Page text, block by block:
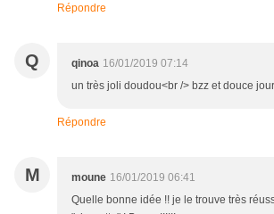
Répondre
Q qinoa 16/01/2019 07:14
un très joli doudou<br /> bzz et douce
Répondre
M moune 16/01/2019 06:41
Quelle bonne idée !! je le trouve très